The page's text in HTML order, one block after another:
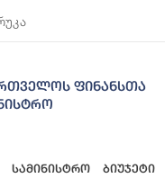
ფინანსთა
სამინისტრო ბიუჯეტი